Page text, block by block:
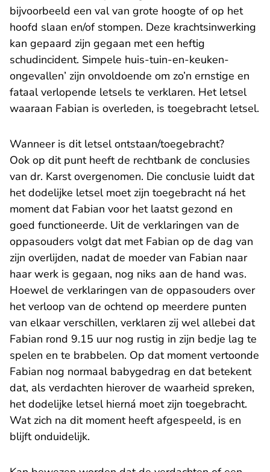
bijvoorbeeld een val van grote hoogte of op het
hoofd slaan en/of stompen. Deze krachtsinwerking
kan gepaard zijn gegaan met een heftig
schudincident. Simpele huis-tuin-en-keuken-
ongevallen’ zijn onvoldoende om zo’n ernstige en
fataal verlopende letsels te verklaren. Het letsel
waaraan Fabian is overleden, is toegebracht letsel.
Wanneer is dit letsel ontstaan/toegebracht?
Ook op dit punt heeft de rechtbank de conclusies
van dr. Karst overgenomen. Die conclusie luidt dat
het dodelijke letsel moet zijn toegebracht ná het
moment dat Fabian voor het laatst gezond en
goed functioneerde. Uit de verklaringen van de
oppasouders volgt dat met Fabian op de dag van
zijn overlijden, nadat de moeder van Fabian naar
haar werk is gegaan, nog niks aan de hand was.
Hoewel de verklaringen van de oppasouders over
het verloop van de ochtend op meerdere punten
van elkaar verschillen, verklaren zij wel allebei dat
Fabian rond 9.15 uur nog rustig in zijn bedje lag te
spelen en te brabbelen. Op dat moment vertoonde
Fabian nog normaal babygedrag en dat betekent
dat, als verdachten hierover de waarheid spreken,
het dodelijke letsel hierná moet zijn toegebracht.
Wat zich na dit moment heeft afgespeeld, is en
blijft onduidelijk.